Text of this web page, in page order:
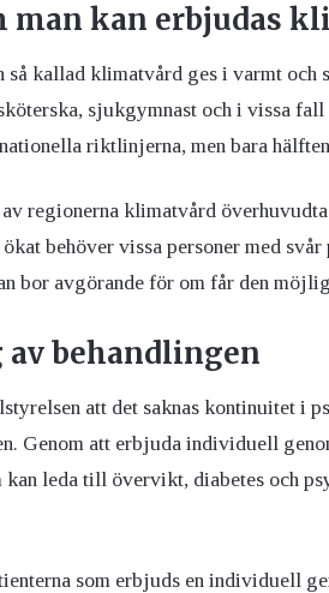
man kan erbjudas
så kallad klimatvård ges i varmt
sjukgymnast och i vissa
riktlinjerna, men bara
regionerna klimatvård
behöver vissa personer med svår
bor avgörande för om får den
behandlingen
att det saknas kontinuitet i
Genom att erbjuda individuell
kan leda till övervikt, diabetes och
som erbjuds en individuell